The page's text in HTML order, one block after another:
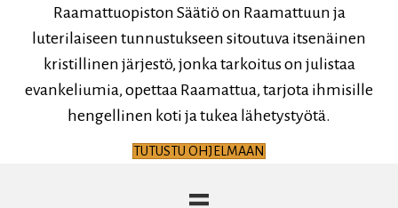
Raamattuopiston Säätiö on Raamattuun ja
luterilaiseen tunnustukseen sitoutuva itsenäinen
kristillinen järjestö, jonka tarkoitus on julistaa
evankeliumia, opettaa Raamattua, tarjota ihmisille
hengellinen koti ja tukea lähetystyötä.
TUTUSTU OHJELMAAN